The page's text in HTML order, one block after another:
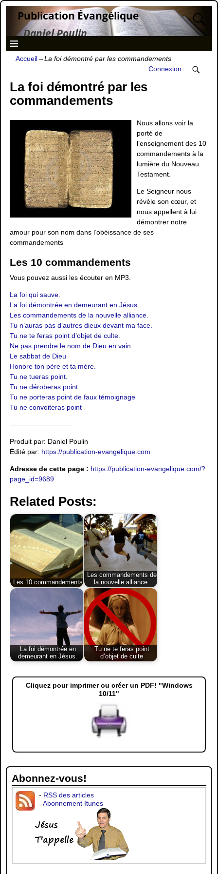
Publication Évangélique
Daniel Poulin
Accueil→La foi démontré par les commandements
Connexion
La foi démontré par les
commandements
Nous allons voir la
porté de
l’enseignement des 10
commandements à la
lumière du Nouveau
Testament.
Le Seigneur nous
révèle son cœur, et
nous appellent à lui
démontrer notre
amour pour son nom dans l’obéissance de ses
commandements
Les 10 commandements
Vous pouvez aussi les écouter en MP3.
La foi qui sauve.
La foi démontrée en demeurant en Jésus.
Les commandements de la nouvelle alliance.
Tu n’auras pas d’autres dieux devant ma face.
Tu ne te feras point d’objet de culte.
Ne pas prendre le nom de Dieu en vain.
Le sabbat de Dieu
Honore ton père et ta mère.
Tu ne tueras point.
Tu ne déroberas point.
Tu ne porteras point de faux témoignage
Tu ne convoiteras point
—————————
Produit par: Daniel Poulin
Édité par: https://publication-evangelique.com
Adresse de cette page : https://publication-evangelique.com/?
page_id=9689
Related Posts:
Les 10 commandements
Les commandements de
la nouvelle alliance.
La foi démontrée en
demeurant en Jésus.
Tu ne te feras point
d’objet de culte
Cliquez pour imprimer ou créer un PDF! "Windows
10/11"
Abonnez-vous!
- RSS des articles
-Abonnement Itunes